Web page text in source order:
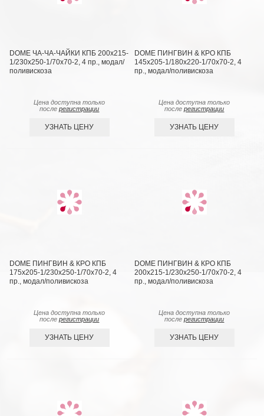
DOME ЧА-ЧА-ЧАЙКИ КПБ 200х215-
1/230х250-1/70х70-2, 4 пр., модал/
поливискоза
Цена доступна только
послерегистрации
УЗНАТЬ ЦЕНУ
DOME ПИНГВИН & КРО КПБ
145х205-1/180х220-1/70х70-2, 4
пр., модал/поливискоза
Цена доступна только
послерегистрации
УЗНАТЬ ЦЕНУ
DOME ПИНГВИН & КРО КПБ
175х205-1/230х250-1/70х70-2, 4
пр., модал/поливискоза
Цена доступна только
послерегистрации
УЗНАТЬ ЦЕНУ
DOME ПИНГВИН & КРО КПБ
200х215-1/230х250-1/70х70-2, 4
пр., модал/поливискоза
Цена доступна только
послерегистрации
УЗНАТЬ ЦЕНУ